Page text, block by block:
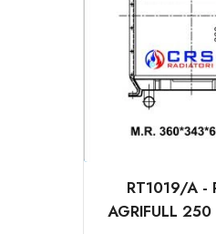
RT1019/A -
AGRIFULL